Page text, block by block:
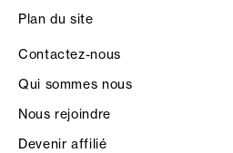
Plan du site
Contactez-nous
Qui sommes nous
Nous rejoindre
Devenir affilié